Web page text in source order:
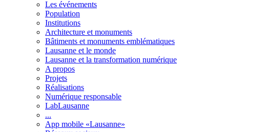
Les événements
Population
Institutions
Architecture et monuments
Bâtiments et monuments emblématiques
Lausanne et le monde
Lausanne et la transformation numérique
A propos
Projets
Réalisations
Numérique responsable
LabLausanne
...
App mobile «Lausanne»